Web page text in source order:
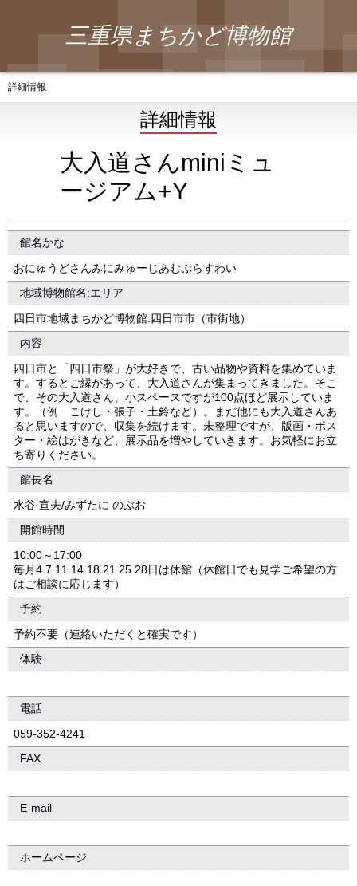
三重県まちかど博物館
詳細情報
詳細情報
大入道さんminiミュ
ージアム+Y
館名かな
おにゅうどさんみにみゅーじあむぷらすわい
地域博物館名:エリア
四日市地域まちかど博物館:四日市市（市街地）
内容
四日市と「四日市祭」が大好きで、古い品物や資料を集めていま
す。するとご縁があって、大入道さんが集まってきました。そこ
で、その大入道さん、小スペースですが100点ほど展示していま
す。（例 こけし・張子・土鈴など）。まだ他にも大入道さんあ
ると思いますので、収集を続けます。未整理ですが、版画・ポス
ター・絵はがきなど、展示品を増やしていきます。お気軽にお立
ち寄りください。
館長名
水谷 宣夫/みずたに のぶお
開館時間
10:00～17:00
毎月4.7.11.14.18.21.25.28日は休館（休館日でも見学ご希望の方
はご相談に応じます）
予約
予約不要（連絡いただくと確実です）
体験
電話
059-352-4241
FAX
E-mail
ホームページ